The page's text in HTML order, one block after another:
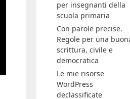
Con parole precise.
Regole per una buona
scrittura, civile e
democratica
Le mie risorse
WordPress
declassificate